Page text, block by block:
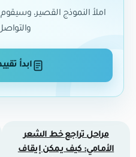
املأ النموذج القصير،
ابدأ
مراحل تراجع خط الشعر
الأمامي: كيف يمكن إيقاف